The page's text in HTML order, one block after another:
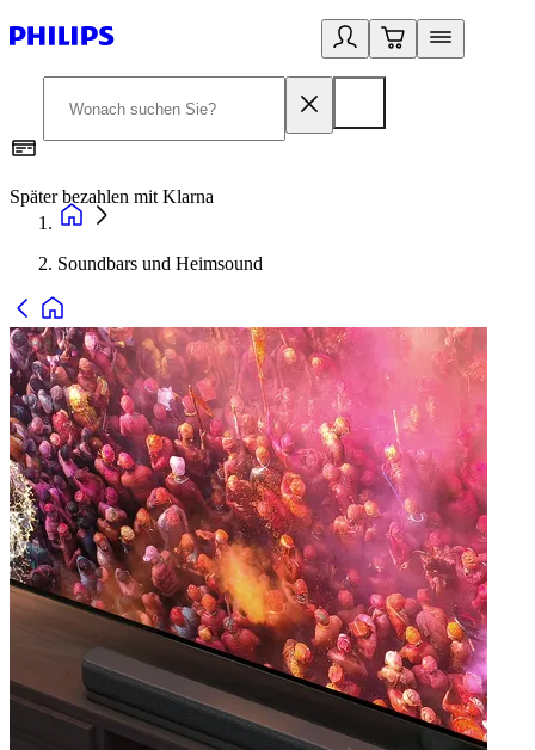
Später bezahlen mit Klarna
Soundbars und Heimsound